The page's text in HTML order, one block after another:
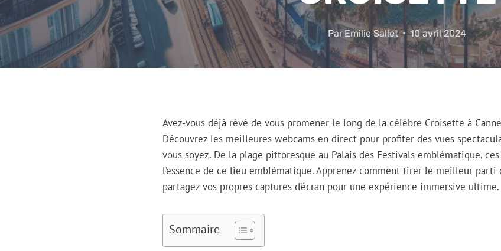
Par Emilie Sallet 10 avril 2024
Avez-vous déjà rêvé de vous promener le long de la célèbre Croisette à
Découvrez les meilleures webcams en direct pour profiter des vues
vous soyez. De la plage pittoresque au Palais des Festivals emblématique,
l’essence de ce lieu emblématique. Apprenez comment tirer le meilleur
partagez vos propres captures d’écran pour une expérience immersive ultime.
Sommaire